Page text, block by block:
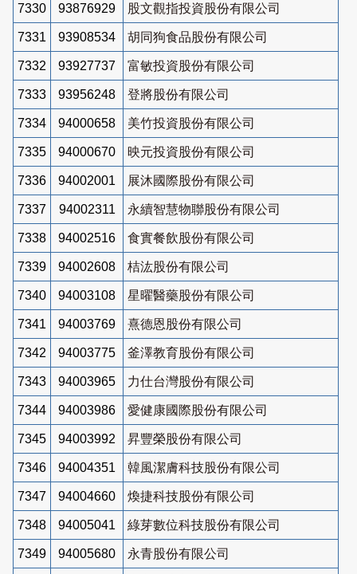
7330 93876929 股文觀指投資股份有限公司
7331 93908534 胡同狗食品股份有限公司
7332 93927737 富敏投資股份有限公司
7333 93956248 登將股份有限公司
7334 94000658 美竹投資股份有限公司
7335 94000670 映元投資股份有限公司
7336 94002001 展沐國際股份有限公司
7337 94002311 永續智慧物聯股份有限公司
7338 94002516 食實餐飲股份有限公司
7339 94002608 桔汯股份有限公司
7340 94003108 星曜醫藥股份有限公司
7341 94003769 熹德恩股份有限公司
7342 94003775 釜澤教育股份有限公司
7343 94003965 力仕台灣股份有限公司
7344 94003986 愛健康國際股份有限公司
7345 94003992 昇豐榮股份有限公司
7346 94004351 韓風潔膚科技股份有限公司
7347 94004660 煥捷科技股份有限公司
7348 94005041 綠芽數位科技股份有限公司
7349 94005680 永青股份有限公司